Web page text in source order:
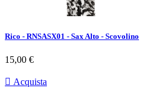
Rico - RNSASX01 - Sax Alto - Scovolino
Prezzo
15,00 €
 Acquista